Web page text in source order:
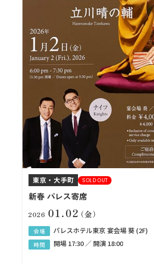
東京・大手町 SOLD OUT
新春 パレス寄席
2026 01.02（金）
会場 パレスホテル東京​ 宴会場 葵 (2F)
時間 開場 17:30 ／ 開演 18:00